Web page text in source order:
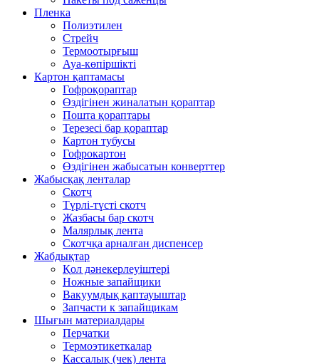
Пленка
Полиэтилен
Стрейч
Термоотырғыш
Ауа-көпіршікті
Картон қаптамасы
Гофроқораптар
Өздігінен жиналатын қораптар
Пошта қораптары
Терезесі бар қораптар
Картон тубусы
Гофрокартон
Өздігінен жабысатын конверттер
Жабысқақ ленталар
Скотч
Түрлі-түсті скотч
Жазбасы бар скотч
Малярлық лента
Скотчқа арналған диспенсер
Жабдықтар
Қол дәнекерлеуіштері
Ножные запайщики
Вакуумдық қаптауыштар
Запчасти к запайщикам
Шығын материалдары
Перчатки
Термоэтикеткалар
Кассалық (чек) лента